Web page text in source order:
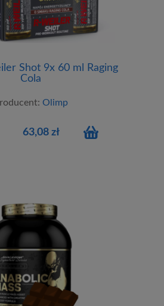
Shot 9x 60 ml Raging
Cola
Olimp
63,08 zł